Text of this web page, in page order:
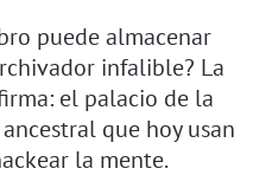
puede almacenar
infalible? La
el palacio de la
que hoy usan
la mente.